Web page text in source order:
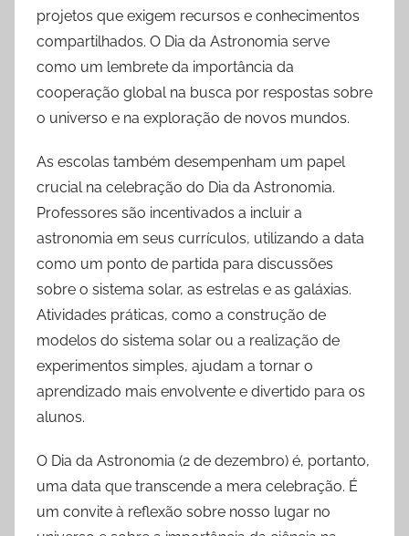
projetos que exigem recursos e conhecimentos
compartilhados. O Dia da Astronomia serve
como um lembrete da importância da
cooperação global na busca por respostas sobre
o universo e na exploração de novos mundos.
As escolas também desempenham um papel
crucial na celebração do Dia da Astronomia.
Professores são incentivados a incluir a
astronomia em seus currículos, utilizando a data
como um ponto de partida para discussões
sobre o sistema solar, as estrelas e as galáxias.
Atividades práticas, como a construção de
modelos do sistema solar ou a realização de
experimentos simples, ajudam a tornar o
aprendizado mais envolvente e divertido para os
alunos.
O Dia da Astronomia (2 de dezembro) é, portanto,
uma data que transcende a mera celebração. É
um convite à reflexão sobre nosso lugar no